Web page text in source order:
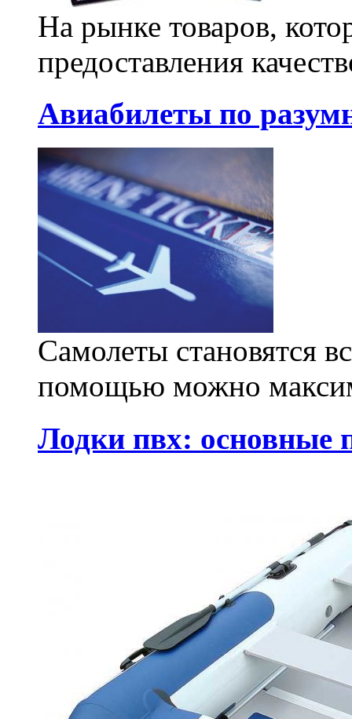
На рынке товаров,
предоставления
Авиабилеты по
Самолеты становятся
помощью можно
Лодки пвх: основные